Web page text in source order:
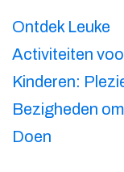
Ontdek Leuke
Activiteiten
Kinderen:
Bezigheden
Doen